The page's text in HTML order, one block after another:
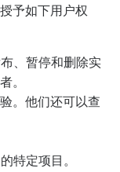
予如下用户权
、暂停和删除实
。
。他们还可以查
特定项目。